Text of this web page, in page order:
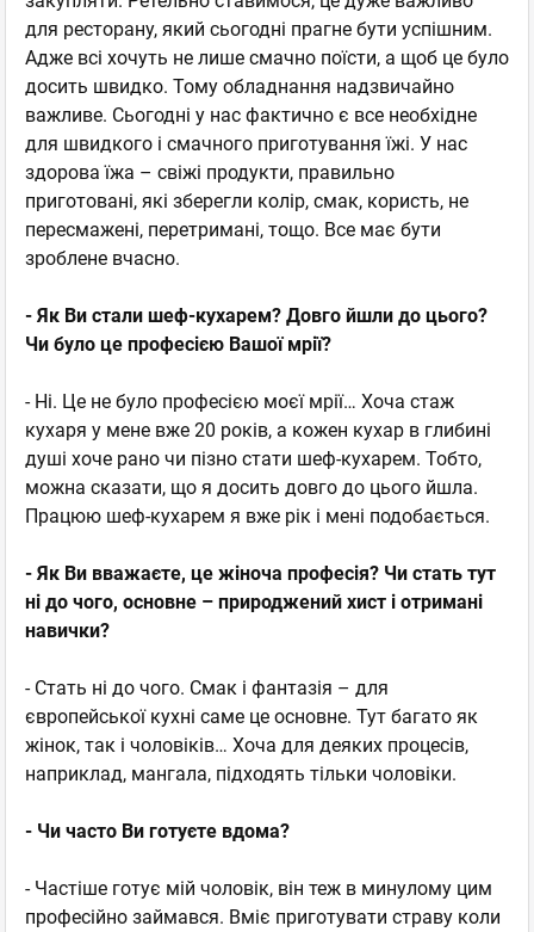
для ресторану, який сьогодні прагне бути успішним.
Адже всі хочуть не лише смачно поїсти, а щоб це було
досить швидко. Тому обладнання надзвичайно
важливе. Сьогодні у нас фактично є все необхідне
для швидкого і смачного приготування їжі. У нас
здорова їжа – свіжі продукти, правильно
приготовані, які зберегли колір, смак, користь, не
пересмажені, перетримані, тощо. Все має бути
зроблене вчасно.
- Як Ви стали шеф-кухарем? Довго йшли до цього?
Чи було це професією Вашої мрії?
- Ні. Це не було професією моєї мрії… Хоча стаж
кухаря у мене вже 20 років, а кожен кухар в глибині
душі хоче рано чи пізно стати шеф-кухарем. Тобто,
можна сказати, що я досить довго до цього йшла.
Працюю шеф-кухарем я вже рік і мені подобається.
- Як Ви вважаєте, це жіноча професія? Чи стать тут
ні до чого, основне – природжений хист і отримані
навички?
- Стать ні до чого. Смак і фантазія – для
європейської кухні саме це основне. Тут багато як
жінок, так і чоловіків… Хоча для деяких процесів,
наприклад, мангала, підходять тільки чоловіки.
- Чи часто Ви готуєте вдома?
- Частіше готує мій чоловік, він теж в минулому цим
професійно займався. Вміє приготувати страву коли